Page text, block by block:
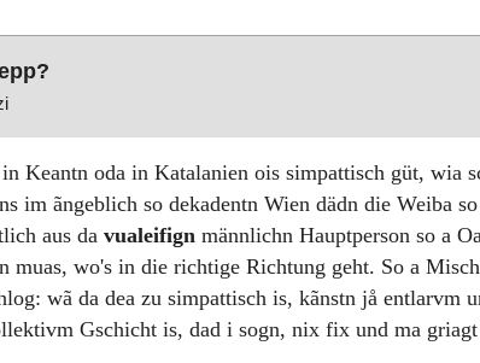
Keantn oda in Katalanien ois simpattisch güt, wia
im ãngeblich so dekadentn Wien dädn die Weiba
aus da vualeifign männlichn Hauptperson so a
muas, wo's in die richtige Richtung geht. So a
wã da dea zu simpattisch is, kãnstn jå entlarvm
Gschicht is, dad i sogn, nix fix und ma